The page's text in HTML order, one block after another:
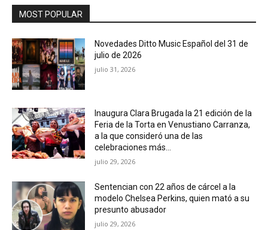
MOST POPULAR
Novedades Ditto Music Español del 31 de
julio de 2026
julio 31, 2026
Inaugura Clara Brugada la 21 edición de la
Feria de la Torta en Venustiano Carranza,
a la que consideró una de las
celebraciones más...
julio 29, 2026
Sentencian con 22 años de cárcel a la
modelo Chelsea Perkins, quien mató a su
presunto abusador
julio 29, 2026